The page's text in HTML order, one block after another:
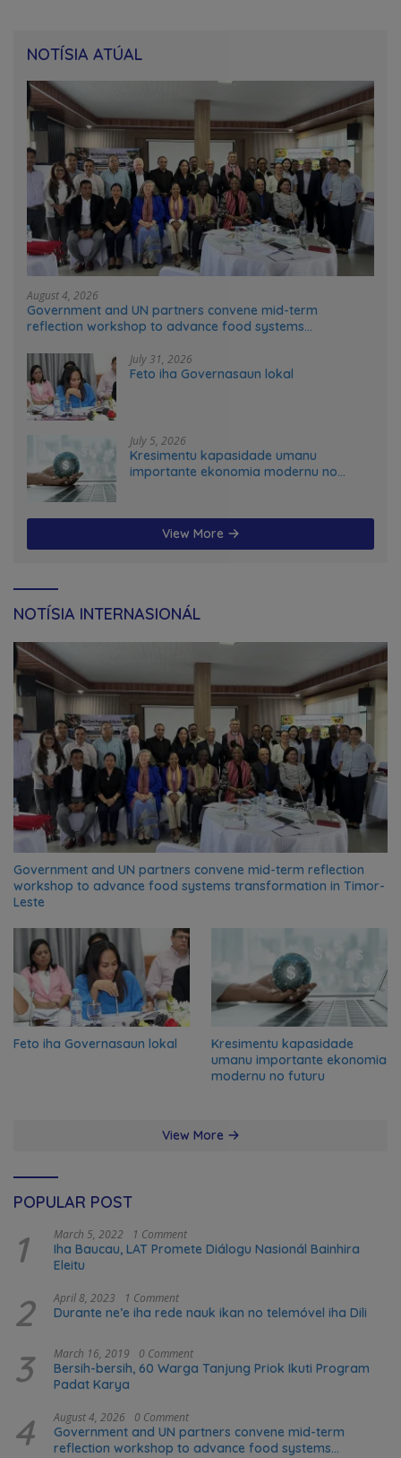
NOTÍSIA ATÚAL
August 4, 2026
Government and UN partners convene mid-term
reflection workshop to advance food systems
July 31, 2026
Feto iha Governasaun lokal
July 5, 2026
Kresimentu kapasidade umanu
importante ekonomia modernu no
View More
NOTÍSIA INTERNASIONÁL
Government and UN partners convene mid-term reflection
workshop to advance food systems transformation in Timor-
Leste
Feto iha Governasaun lokal
Kresimentu kapasidade
umanu importante ekonomia
modernu no futuru
View More
POPULAR POST
1 March 5, 2022 1 Comment
Iha Baucau, LAT Promete Diálogu Nasionál Bainhira
Eleitu
2 April 8, 2023 1 Comment
Durante ne’e iha rede nauk ikan no telemóvel iha Dili
3 March 16, 2019 0 Comment
Bersih-bersih, 60 Warga Tanjung Priok Ikuti Program
Padat Karya
4 August 4, 2026 0 Comment
Government and UN partners convene mid-term
reflection workshop to advance food systems